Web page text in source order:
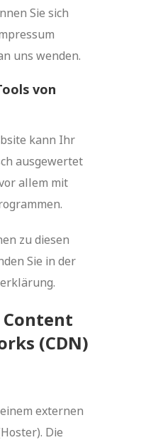
Sie sich
uns wenden.
von
kann Ihr
ausgewertet
allem mit
zu diesen
Sie in der
(CDN)
externen
Die